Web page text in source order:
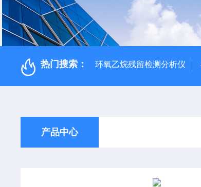
热门搜索： 环氧乙烷残留检测分析仪
产品中心